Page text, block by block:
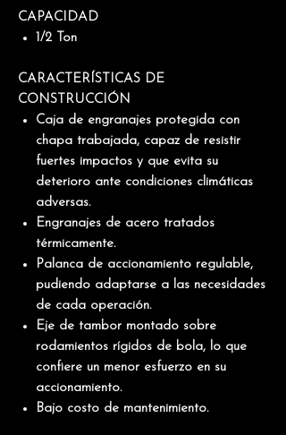
CAPACIDAD
1/2 Ton
CARACTERÍSTICAS DE
CONSTRUCCIÓN
Caja de engranajes protegida con
chapa trabajada, capaz de resistir
fuertes impactos y que evita su
deterioro ante condiciones climáticas
adversas.
Engranajes de acero tratados
térmicamente.
Palanca de accionamiento regulable,
pudiendo adaptarse a las necesidades
de cada operación.
Eje de tambor montado sobre
rodamientos rígidos de bola, lo que
confiere un menor esfuerzo en su
accionamiento.
Bajo costo de mantenimiento.